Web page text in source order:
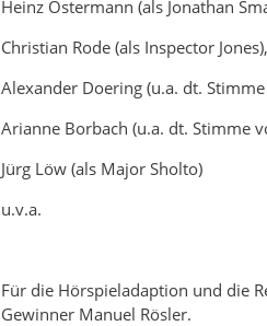
Heinz Ostermann (als Jonathan
Christian Rode (als Inspector Jones),
Alexander Doering (u.a. dt. Stimme
Arianne Borbach (u.a. dt. Stimme
Jürg Löw (als Major Sholto)
u.v.a.
Für die Hörspieladaption und die
Gewinner Manuel Rösler.